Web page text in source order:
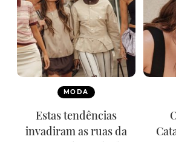
MODA
Estas tendências
invadiram as ruas da